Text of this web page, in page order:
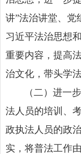
讲”法治讲堂、党
习近平法治思想
重要内容，提高
治文化，带头学
（二）进一
法人员的培训、
政执法人员的政
实，将普法工作